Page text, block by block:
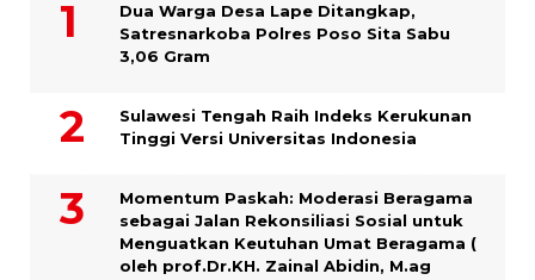
Dua Warga Desa Lape Ditangkap,
Satresnarkoba Polres Poso Sita Sabu
3,06 Gram
Sulawesi Tengah Raih Indeks Kerukunan
Tinggi Versi Universitas Indonesia
Momentum Paskah: Moderasi Beragama
sebagai Jalan Rekonsiliasi Sosial untuk
Menguatkan Keutuhan Umat Beragama (
oleh prof.Dr.KH. Zainal Abidin, M.ag